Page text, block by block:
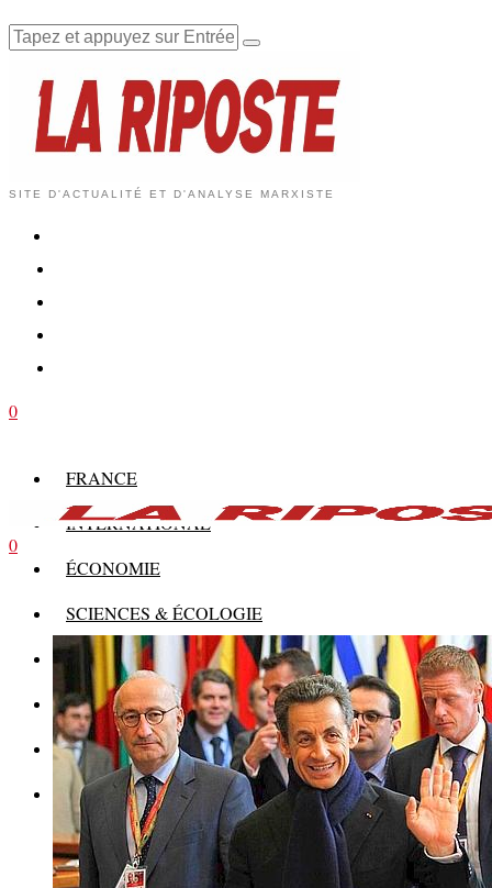
SITE D'ACTUALITÉ ET D'ANALYSE MARXISTE
0
FRANCE
INTERNATIONAL
ÉCONOMIE
SCIENCES & ÉCOLOGIE
HISTOIRE
THÉORIE
CULTURE
MULTIMÉDIAS
0